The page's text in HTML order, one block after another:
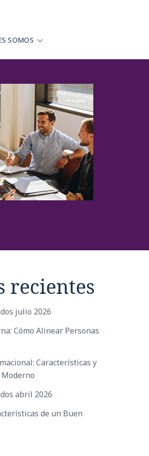
SOMOS
recientes
julio 2026
Cómo Alinear Personas
Características y
abril 2026
de un Buen